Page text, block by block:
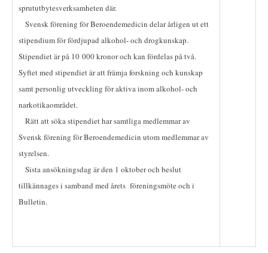
sprututbytesverksamheten där.
Svensk förening för Beroendemedicin delar årligen ut ett
stipendium för fördjupad alkohol- och drogkunskap.
Stipendiet är på 10 000 kronor och kan fördelas på två.
Syftet med stipendiet är att främja forskning och kunskap
samt personlig utveckling för aktiva inom alkohol- och
narkotikaområdet.
Rätt att söka stipendiet har samtliga medlemmar av
Svensk förening för Beroendemedicin utom medlemmar av
styrelsen.
Sista ansökningsdag är den 1 oktober och beslut
tillkännages i samband med årets föreningsmöte och i
Bulletin.